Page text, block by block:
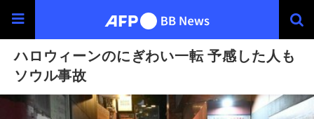
ハロウィーンのにぎわい一転 予感した人も
ソウル事故